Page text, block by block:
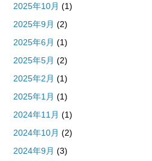
2025年10月 (1)
2025年9月 (2)
2025年6月 (1)
2025年5月 (2)
2025年2月 (1)
2025年1月 (1)
2024年11月 (1)
2024年10月 (2)
2024年9月 (3)